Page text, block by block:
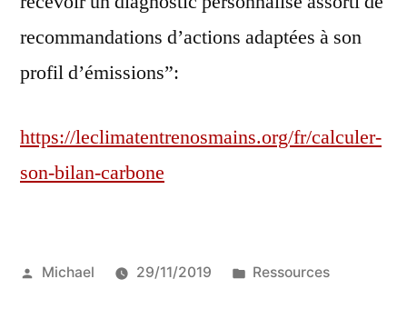
recommandations d’actions adaptées à son
profil d’émissions”:
https://leclimatentrenosmains.org/fr/calculer-
son-bilan-carbone
Publié
Michael 29/11/2019
Publié
Ressources